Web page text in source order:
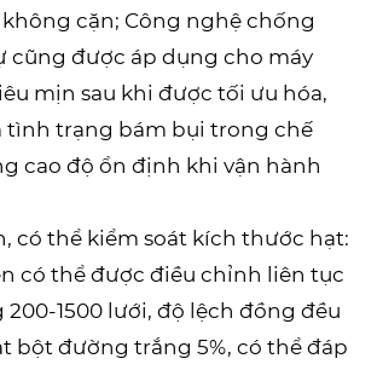
cặn; Công nghệ chống
được áp dụng cho máy
mịn sau khi được tối ưu hóa,
tình trạng bám bụi trong chế
cao độ ổn định khi vận hành
có thể kiểm soát kích thước hạt:
có thể được điều chỉnh liên tục
1500 lưới, độ lệch đồng đều
bột đường trắng 5%, có thể đáp